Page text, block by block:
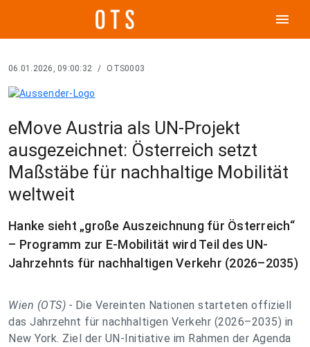
menu
06.01.2026, 09:00:32 / OTS0003
eMove Austria als UN-Projekt
ausgezeichnet: Österreich setzt
Maßstäbe für nachhaltige Mobilität
weltweit
Hanke sieht „große Auszeichnung für Österreich“
– Programm zur E-Mobilität wird Teil des UN-
Jahrzehnts für nachhaltigen Verkehr (2026–2035)
Wien (OTS) - Die Vereinten Nationen starteten offiziell
das Jahrzehnt für nachhaltigen Verkehr (2026–2035) in
New York. Ziel der UN-Initiative im Rahmen der Agenda